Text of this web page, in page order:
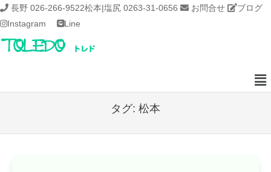
長野 026-266-9522松本|塩尻 0263-31-0656 お問合せ
ブログ
Instagram
Line
タグ: 松本